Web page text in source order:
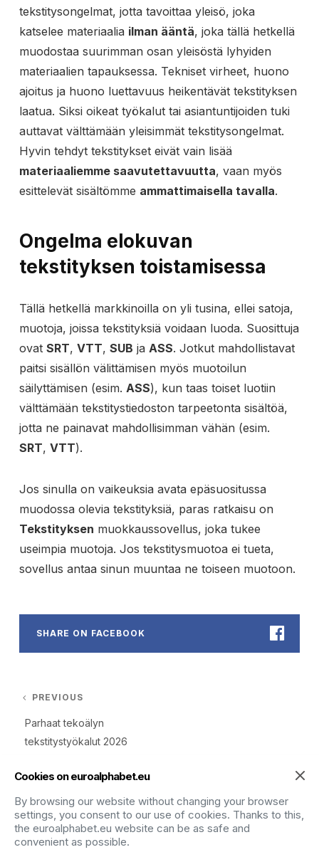
tekstitysongelmat, jotta tavoittaa yleisö, joka
katselee materiaalia ilman ääntä, joka tällä hetkellä
muodostaa suurimman osan yleisöstä lyhyiden
materiaalien tapauksessa. Tekniset virheet, huono
ajoitus ja huono luettavuus heikentävät tekstityksen
laatua. Siksi oikeat työkalut tai asiantuntijoiden tuki
auttavat välttämään yleisimmät tekstitysongelmat.
Hyvin tehdyt tekstitykset eivät vain lisää
materiaaliemme saavutettavuutta, vaan myös
esittelevät sisältömme ammattimaisella tavalla.
Ongelma elokuvan
tekstityksen toistamisessa
Tällä hetkellä markkinoilla on yli tusina, ellei satoja,
muotoja, joissa tekstityksiä voidaan luoda. Suosittuja
ovat SRT, VTT, SUB ja ASS. Jotkut mahdollistavat
paitsi sisällön välittämisen myös muotoilun
säilyttämisen (esim. ASS), kun taas toiset luotiin
välttämään tekstitystiedoston tarpeetonta sisältöä,
jotta ne painavat mahdollisimman vähän (esim.
SRT, VTT).
Jos sinulla on vaikeuksia avata epäsuositussa
muodossa olevia tekstityksiä, paras ratkaisu on
Tekstityksen muokkaussovellus, joka tukee
useimpia muotoja. Jos tekstitysmuotoa ei tueta,
sovellus antaa sinun muuntaa ne toiseen muotoon.
SHARE ON FACEBOOK
Artikkelien selaus
PREVIOUS
Previous post:
Parhaat tekoälyn
tekstitystyökalut 2026
RELATED POSTS
Cookies on euroalphabet.eu
By browsing our website without changing your browser
settings, you consent to our use of cookies. Thanks to this,
the euroalphabet.eu website can be as safe and
convenient as possible.